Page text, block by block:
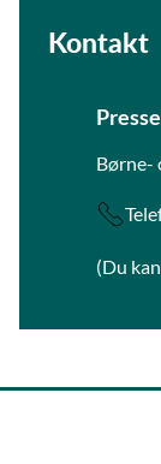
Kontakt
Børne-
(Du